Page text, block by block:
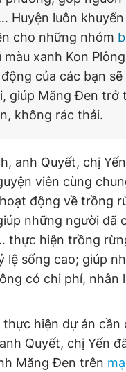
Huyện luôn
cho những nhóm
màu xanh Kon
của các bạn
giúp Măng Đen trở
không rác thải.
anh Quyết, chị
viên cùng
động về trồng
những người đã
thực hiện trồng
lệ sống cao; giúp
có chi phí, nhân
hiện dự án cần
Quyết, chị Yến
Măng Đen trên